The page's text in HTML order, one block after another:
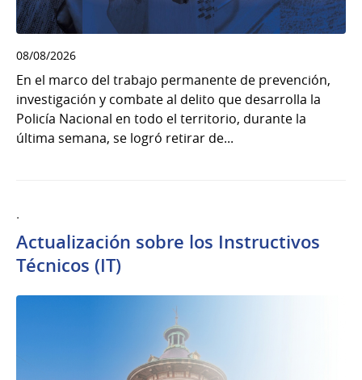
08/08/2026
En el marco del trabajo permanente de prevención,
investigación y combate al delito que desarrolla la
Policía Nacional en todo el territorio, durante la
última semana, se logró retirar de...
.
Actualización sobre los Instructivos
Técnicos (IT)